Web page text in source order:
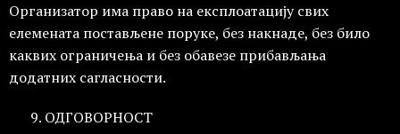
Организатор има право на експлоатацију свих
елемената постављене поруке, без накнаде, без било
каквих ограничења и без обавезе прибављања
додатних сагласности.
ОДГОВОРНОСТ